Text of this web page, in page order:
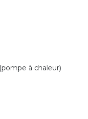
à chaleur)